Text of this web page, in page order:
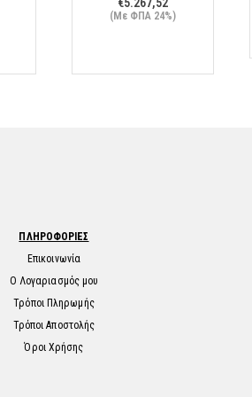
(Με ΦΠΑ 24%)
ΠΛΗΡΟΦΟΡΙΕΣ
Επικοινωνία
Ο Λογαριασμός μου
Τρόποι Πληρωμής
Τρόποι Αποστολής
Όροι Χρήσης